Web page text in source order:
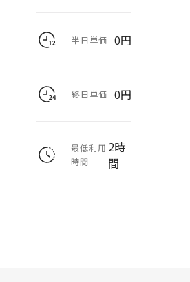
半日単価 0円
終日単価 0円
最低利用
時間
2時
間